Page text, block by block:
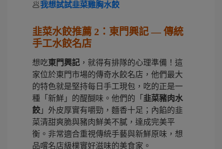
🥟我想試試韭菜雞胸水餃
韭菜水餃推薦 2：東門興記 — 傳統
手工水餃名店
想吃東門興記 ，就得有排隊的心理準備！這
家位於東門市場的傳奇水餃名店，他們最大
的特色就是堅持每日手工現包，吃的正是一
種「新鮮」的醍醐味。他們的「 韭菜豬肉水
餃 」外皮厚實有嚼勁，麵香十足；內餡的韭
菜清甜爽脆與豬肉鮮美不膩，達成完美平
衡。非常適合重視傳統手藝與新鮮原味，想
品嚐名店級樸實好滋味的美食家。